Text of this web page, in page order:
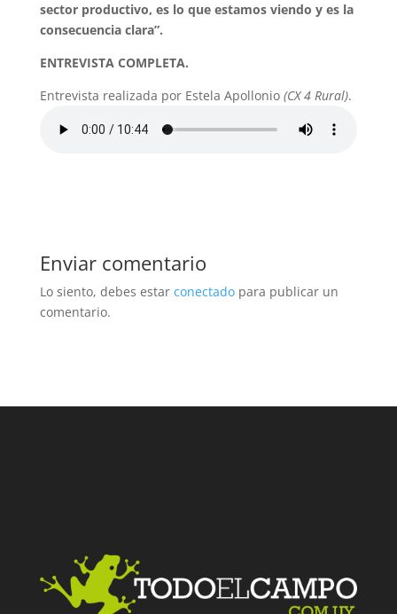
sector productivo, es lo que estamos viendo y es la
consecuencia clara”.
ENTREVISTA COMPLETA.
Entrevista realizada por Estela Apollonio (CX 4 Rural).
Enviar comentario
Lo siento, debes estar conectadopara publicar un
comentario.
Facebook